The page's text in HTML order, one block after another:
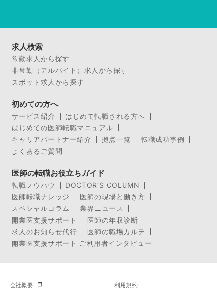
求人検索
常勤求人から探す
非常勤（アルバイト）求人から探す
スポット求人から探す
初めての方へ
サービス紹介
はじめて転職される方へ
はじめての医師転職マニュアル
キャリアパートナー紹介
拠点一覧
転職成功事例
よくあるご質問
医師の転職お役立ちガイド
転職ノウハウ
DOCTOR’S COLUMN
医師転職ナレッジ
医師の現場と働き方
スペシャルコラム
業界ニュース
開業医支援サポート
医師の年収診断
求人のお知らせ代行
医師の職場カルテ
開業医支援サポート ご利用者インタビュー
会社概要 利用規約